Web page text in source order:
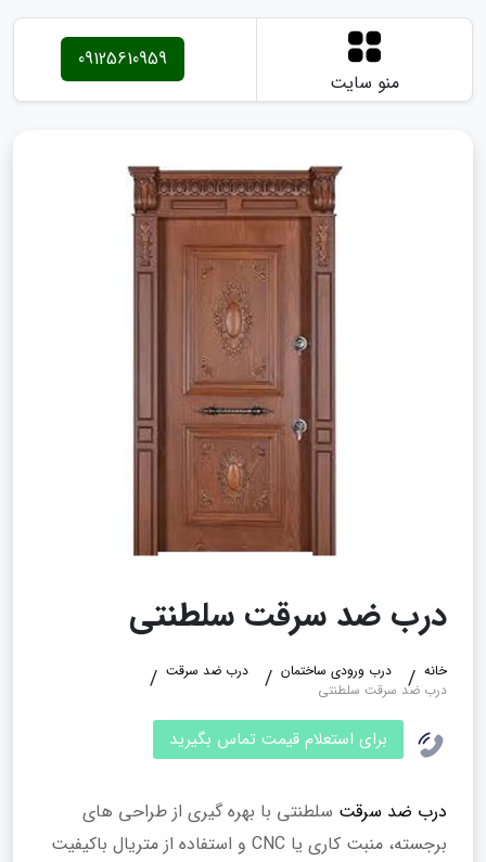
منو سایت
09125610959
درب ضد سرقت سلطنتی
خانه درب ورودی ساختمان
درب ضد سرقت
درب ضد سرقت سلطنتی
برای استعلام قیمت تماس بگیرید
درب ضد سرقت سلطنتی با بهره‌ گیری از طراحی‌ های
برجسته، منبت‌ کاری یا CNC و استفاده از متریال باکیفیت